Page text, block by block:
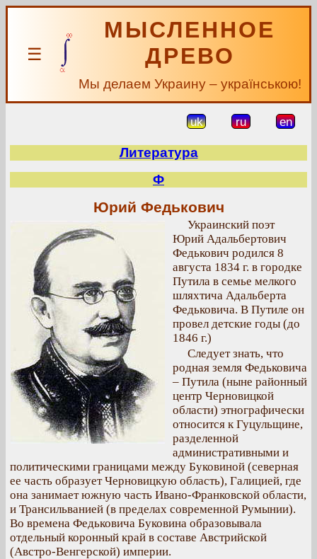
☰
МЫСЛЕННОЕ
ДРЕВО
Мы делаем Украину – українською!
uk ru en
Литература
Ф
Юрий Федькович
Украинский поэт
Юрий Адальбертович
Федькович родился 8
августа 1834 г. в городке
Путила в семье мелкого
шляхтича Адальберта
Федьковича. В Путиле он
провел детские годы (до
1846 г.)
Следует знать, что
родная земля Федьковича
– Путила (ныне районный
центр Черновицкой
области) этнографически
относится к Гуцульщине,
разделенной
административными и
политическими границами между Буковиной (северная
ее часть образует Черновицкую область), Галицией, где
она занимает южную часть Ивано-Франковской области,
и Трансильванией (в пределах современной Румынии).
Во времена Федьковича Буковина образовывала
отдельный коронный край в составе Австрийской
(Австро-Венгерской) империи.